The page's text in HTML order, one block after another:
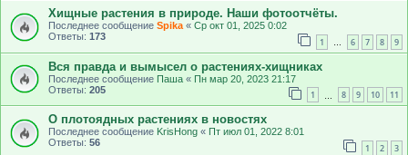
Хищные растения в природе. Наши фотоотчёты.
Последнее сообщение Spika « Ср окт 01, 2025 0:02
Ответы: 173 1 … 6 7 8 9
Вся правда и вымысел о растениях-хищниках
Последнее сообщение Паша « Пн мар 20, 2023 21:17
Ответы: 205 1 8 9 10 11
О плотоядных растениях в новостях
Последнее сообщение KrisHong « Пт июл 01, 2022 8:01
Ответы: 56 1 2 3